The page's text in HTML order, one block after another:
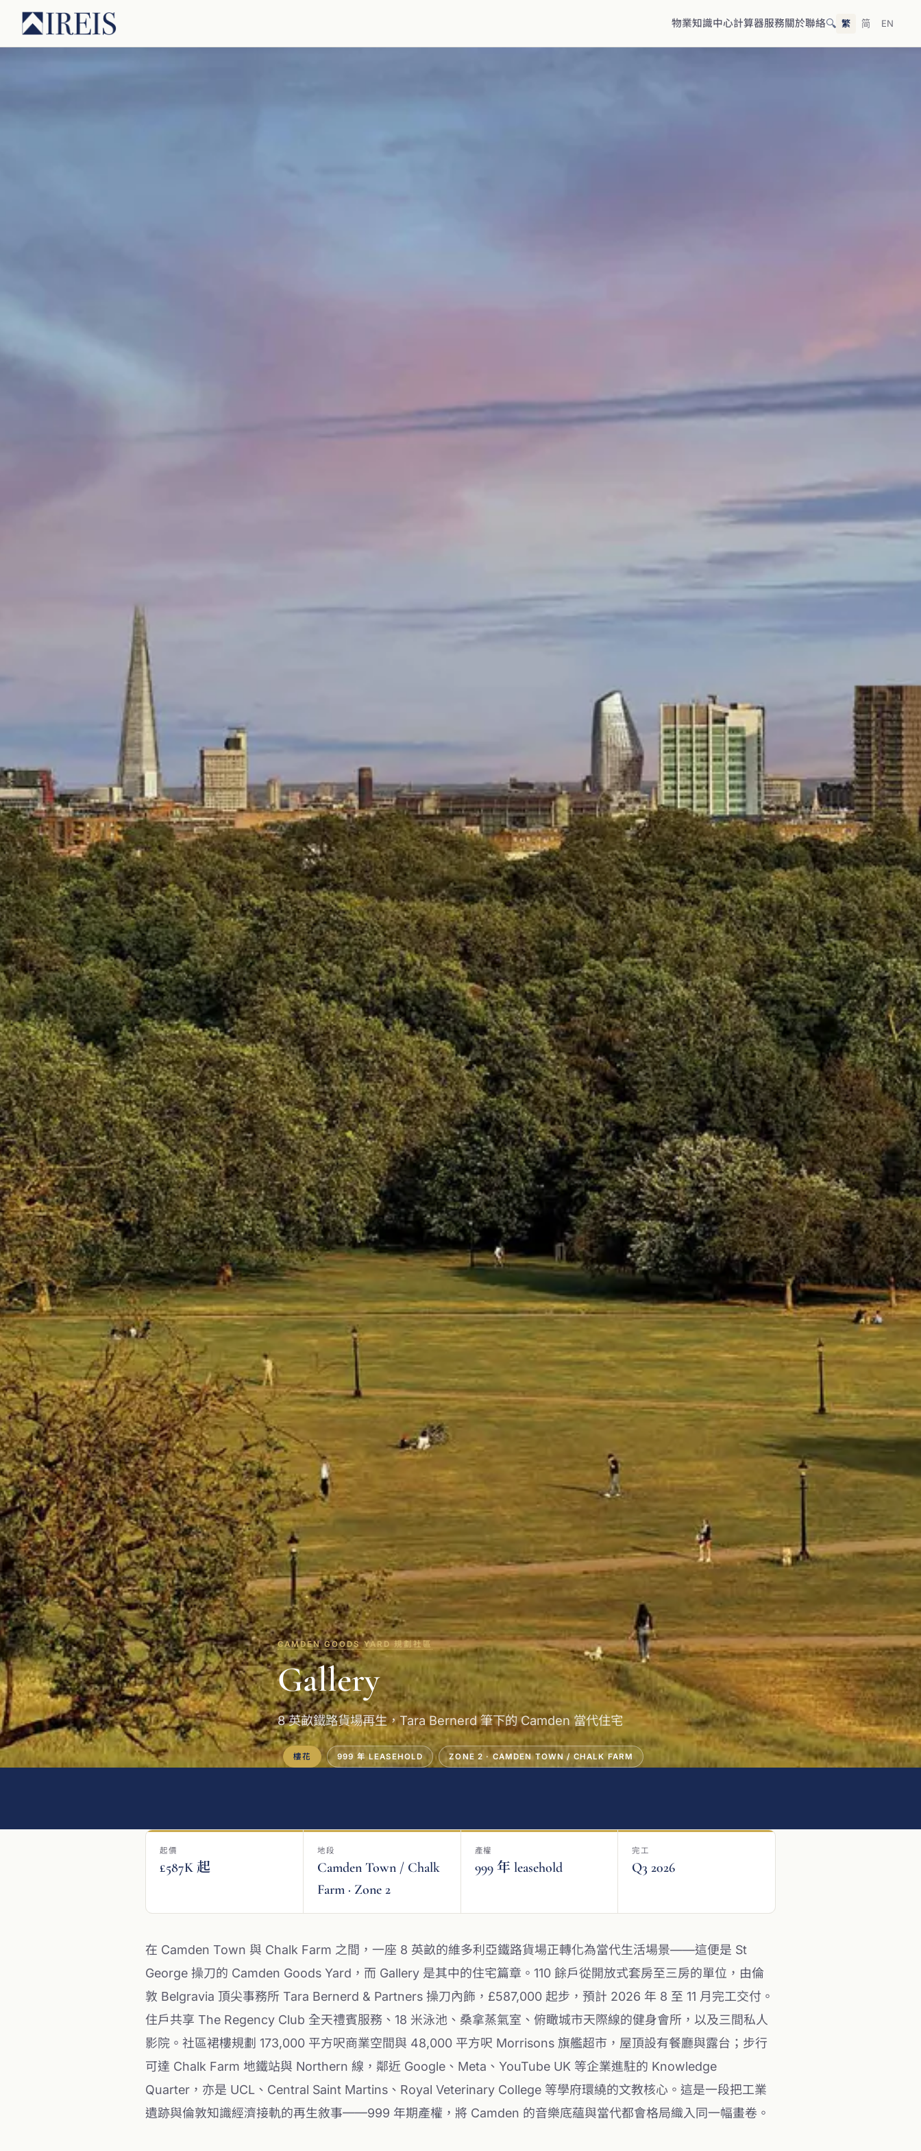
物業知識中心計算器服務關於聯絡🔍 繁 简 EN
CAMDEN GOODS YARD 規劃社區
Gallery
8 英畝鐵路貨場再生，Tara Bernerd 筆下的 Camden 當代住宅
樓花 999 年 LEASEHOLD ZONE 2 · CAMDEN TOWN / CHALK FARM
起價
£587K 起
地段
Camden Town / Chalk
Farm · Zone 2
產權
999 年 leasehold
完工
Q3 2026
在 Camden Town 與 Chalk Farm 之間，一座 8 英畝的維多利亞鐵路貨場正轉化為當代生活場景——這便是 St
George 操刀的 Camden Goods Yard，而 Gallery 是其中的住宅篇章。110 餘戶從開放式套房至三房的單位，由倫
敦 Belgravia 頂尖事務所 Tara Bernerd & Partners 操刀內飾，£587,000 起步，預計 2026 年 8 至 11 月完工交付。
住戶共享 The Regency Club 全天禮賓服務、18 米泳池、桑拿蒸氣室、俯瞰城市天際線的健身會所，以及三間私人
影院。社區裙樓規劃 173,000 平方呎商業空間與 48,000 平方呎 Morrisons 旗艦超市，屋頂設有餐廳與露台；步行
可達 Chalk Farm 地鐵站與 Northern 線，鄰近 Google、Meta、YouTube UK 等企業進駐的 Knowledge
Quarter，亦是 UCL、Central Saint Martins、Royal Veterinary College 等學府環繞的文教核心。這是一段把工業
遺跡與倫敦知識經濟接軌的再生敘事——999 年期產權，將 Camden 的音樂底蘊與當代都會格局織入同一幅畫卷。